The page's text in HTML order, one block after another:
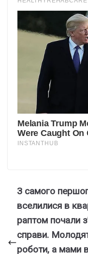
З самого
вселилися в
раптом почали
справи.
роботи, а мами